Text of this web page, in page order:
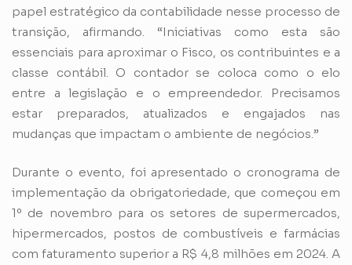
papel estratégico da contabilidade nesse processo de
transição, afirmando. “Iniciativas como esta são
essenciais para aproximar o Fisco, os contribuintes e a
classe contábil. O contador se coloca como o elo
entre a legislação e o empreendedor. Precisamos
estar preparados, atualizados e engajados nas
mudanças que impactam o ambiente de negócios.”
Durante o evento, foi apresentado o cronograma de
implementação da obrigatoriedade, que começou em
1º de novembro para os setores de supermercados,
hipermercados, postos de combustíveis e farmácias
com faturamento superior a R$ 4,8 milhões em 2024. A